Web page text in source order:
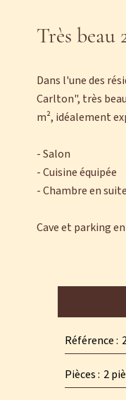
Très beau
Dans l'une des
Carlton", très
m², idéalement
- Salon
- Cuisine équipée
- Chambre en suite
Cave et parking
Référence
Pièces 2